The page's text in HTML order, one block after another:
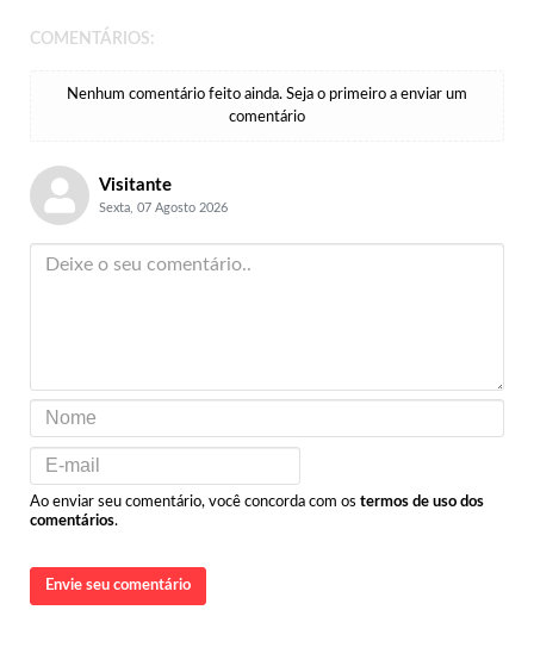
COMENTÁRIOS:
Nenhum comentário feito ainda. Seja o primeiro a enviar um
comentário
Visitante
Sexta, 07 Agosto 2026
Ao enviar seu comentário, você concorda com os termos de uso dos
comentários.
Envie seu comentário